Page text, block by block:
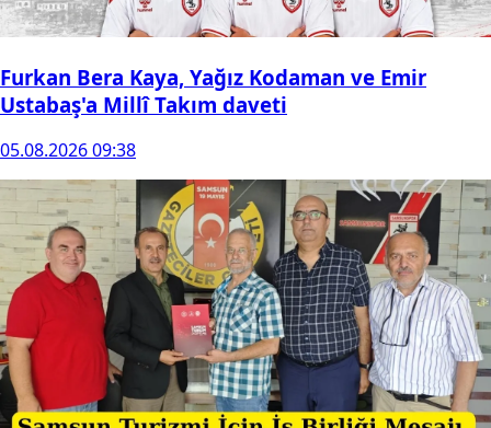
Furkan Bera Kaya, Yağız Kodaman ve Emir
Ustabaş'a Millî Takım daveti
05.08.2026 09:38